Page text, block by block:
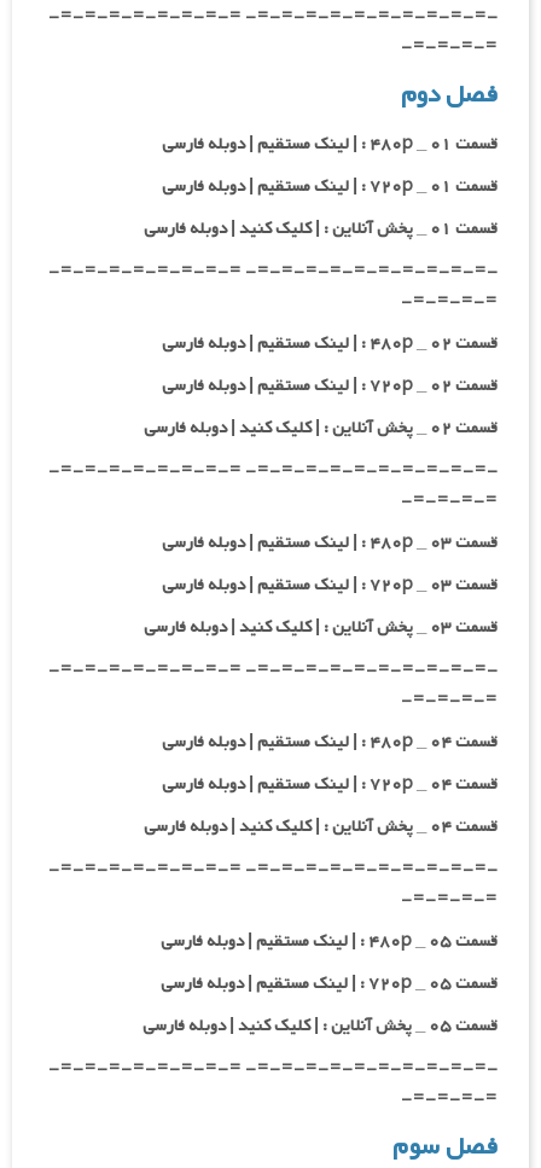
-=-=-=-=-=-=-=-=-=-=- =-=-=-=-=-=-=-=-
=-=-=-=-
فصل دوم
قسمت ۰۱ _ ۴۸۰p : | لینک مستقیم | دوبله فارسی
قسمت ۰۱ _ ۷۲۰p : | لینک مستقیم | دوبله فارسی
قسمت ۰۱ _ پخش آنلاین : | کلیک کنید | دوبله فارسی
-=-=-=-=-=-=-=-=-=-=- =-=-=-=-=-=-=-=-
=-=-=-=-
قسمت ۰۲ _ ۴۸۰p : | لینک مستقیم | دوبله فارسی
قسمت ۰۲ _ ۷۲۰p : | لینک مستقیم | دوبله فارسی
قسمت ۰۲ _ پخش آنلاین : | کلیک کنید | دوبله فارسی
-=-=-=-=-=-=-=-=-=-=- =-=-=-=-=-=-=-=-
=-=-=-=-
قسمت ۰۳ _ ۴۸۰p : | لینک مستقیم | دوبله فارسی
قسمت ۰۳ _ ۷۲۰p : | لینک مستقیم | دوبله فارسی
قسمت ۰۳ _ پخش آنلاین : | کلیک کنید | دوبله فارسی
-=-=-=-=-=-=-=-=-=-=- =-=-=-=-=-=-=-=-
=-=-=-=-
قسمت ۰۴ _ ۴۸۰p : | لینک مستقیم | دوبله فارسی
قسمت ۰۴ _ ۷۲۰p : | لینک مستقیم | دوبله فارسی
قسمت ۰۴ _ پخش آنلاین : | کلیک کنید | دوبله فارسی
-=-=-=-=-=-=-=-=-=-=- =-=-=-=-=-=-=-=-
=-=-=-=-
قسمت ۰۵ _ ۴۸۰p : | لینک مستقیم | دوبله فارسی
قسمت ۰۵ _ ۷۲۰p : | لینک مستقیم | دوبله فارسی
قسمت ۰۵ _ پخش آنلاین : | کلیک کنید | دوبله فارسی
-=-=-=-=-=-=-=-=-=-=- =-=-=-=-=-=-=-=-
=-=-=-=-
فصل سوم